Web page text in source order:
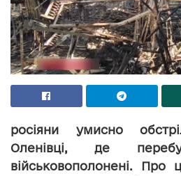
росіяни умисно
Оленівці, де
військовополонені. Про